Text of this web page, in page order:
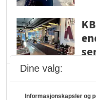
i
Dine valg:
Informasjonskapsler og